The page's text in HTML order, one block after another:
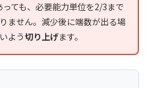
っても、必要能力単位を2/3まで
ません。減少後に端数が出る場
よう切り上げます。